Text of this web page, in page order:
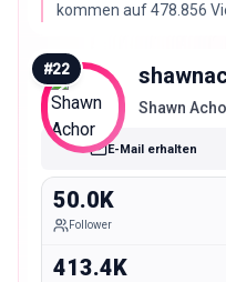
kommen auf 478.856
Rate.
#22
Shawn
E-Mail erhalten
50.0K
Follower
413.4K